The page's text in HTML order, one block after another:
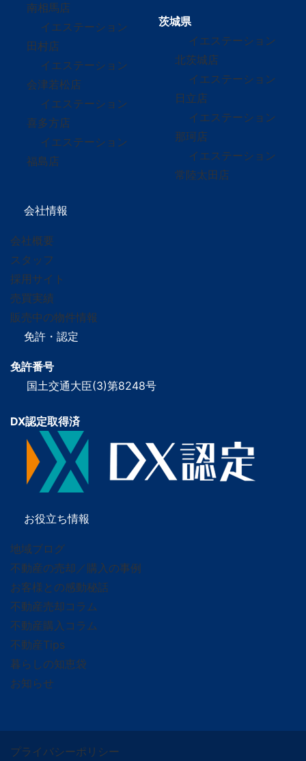
南相馬店
イエステーション
田村店
イエステーション
会津若松店
イエステーション
喜多方店
イエステーション
福島店
茨城県
イエステーション
北茨城店
イエステーション
日立店
イエステーション
那珂店
イエステーション
常陸太田店
会社情報
会社概要
スタッフ
採用サイト
売買実績
販売中の物件情報
免許・認定
免許番号
国土交通大臣(3)第8248号
DX認定取得済
お役立ち情報
地域ブログ
不動産の売却／購入の事例
お客様との感動秘話
不動産売却コラム
不動産購入コラム
不動産Tips
暮らしの知恵袋
お知らせ
プライバシーポリシー